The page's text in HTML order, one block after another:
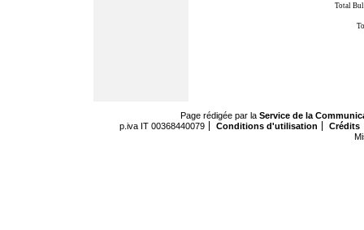
Total
Page rédigée par la Service de la
p.iva IT 00368440079
Conditions d'utilisation
Crédits